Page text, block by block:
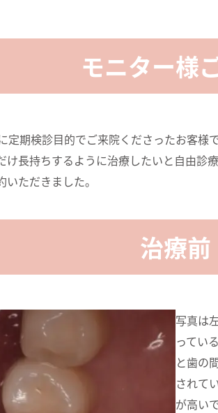
モニター様
期検診目的でご来院くださったお客様
け長持ちするように治療したいと自由診
ただきました。
治療前
写真は
ってい
と歯の
されて
が高い